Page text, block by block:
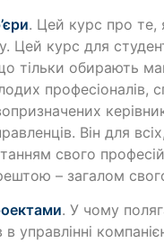
. Цей курс про те,
Цей курс для
що тільки обирають
професіоналів,
Він для
свого
– загалом
. У чому
в управлінні